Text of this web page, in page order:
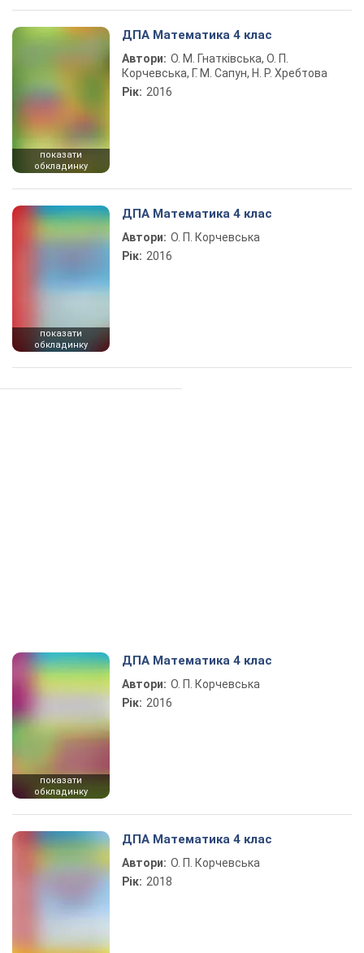
показати
обкладинку
ДПА Математика 4 клас
Автори: О. М. Гнатківська, О. П.
Корчевська, Г. М. Сапун, Н. Р. Хребтова
Рік: 2016
показати
обкладинку
ДПА Математика 4 клас
Автори: О. П. Корчевська
Рік: 2016
показати
обкладинку
ДПА Математика 4 клас
Автори: О. П. Корчевська
Рік: 2016
ДПА Математика 4 клас
Автори: О. П. Корчевська
Рік: 2018